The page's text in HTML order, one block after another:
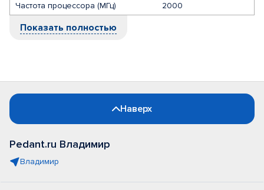
Частота процессора (МГц)
2000
Показать полностью
Наверх
Pedant.ru Владимир
Владимир